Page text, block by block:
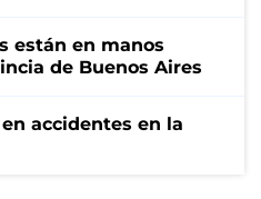
están en manos
de Buenos Aires
accidentes en la